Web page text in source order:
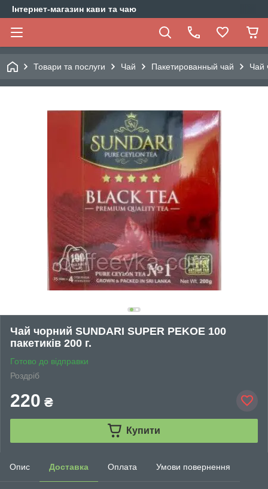
Інтернет-магазин кави та чаю
Товари та послуги Чай Пакетированный чай Чай
Чай чорний SUNDARI SUPER PEKOE 100
пакетиків 200 г.
Готово до відправки
Роздріб
220 ₴
Купити
Опис Доставка Оплата Умови повернення